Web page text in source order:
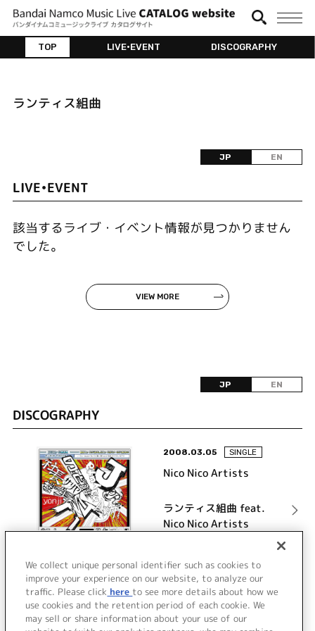
TOP LIVE•EVENT DISCOGRAPHY
ランティス組曲
JP EN
LIVE•EVENT
該当するライブ・イベント情報が見つかりません
でした。
VIEW MORE
JP EN
DISCOGRAPHY
2008.03.05 SINGLE
Nico Nico Artists
ランティス組曲 feat.
Nico Nico Artists
詳細を見る
VIEW MORE
We collect unique personal identifier such as cookies to
improve your experience on our website, to analyze our
traffic. Please click here to see more details about how we
use cookies and the retention period of each cookie. We
may sell or share information about your use of our